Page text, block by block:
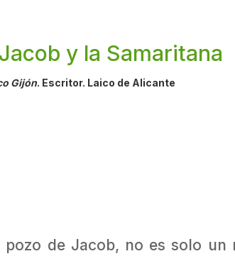
y la Samaritana
Gijón. Escritor. Laico de Alicante
de Jacob, no es solo un